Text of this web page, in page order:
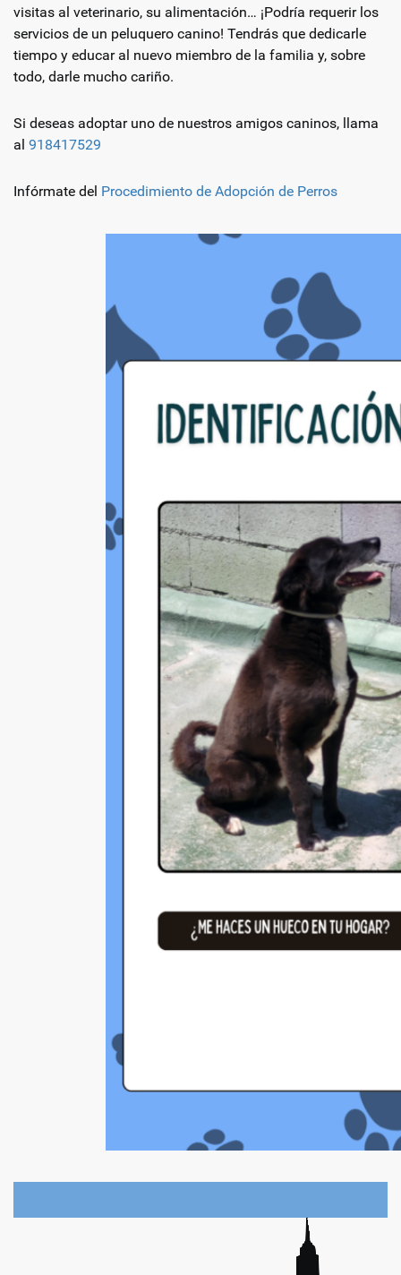
visitas al veterinario, su alimentación… ¡Podría requerir los
servicios de un peluquero canino! Tendrás que dedicarle
tiempo y educar al nuevo miembro de la familia y, sobre
todo, darle mucho cariño.
Si deseas adoptar uno de nuestros amigos caninos, llama
al 918417529
Infórmate del Procedimiento de Adopción de Perros